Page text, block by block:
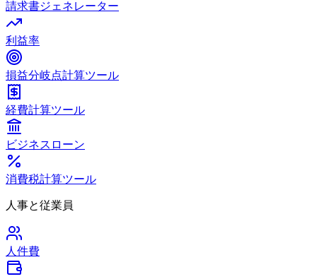
請求書ジェネレーター
利益率
損益分岐点計算ツール
経費計算ツール
ビジネスローン
消費税計算ツール
人事と従業員
人件費